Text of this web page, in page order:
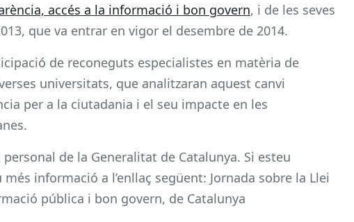
accés a la informació i bon govern, i de les seves
que va entrar en vigor el desembre de 2014.
de reconeguts especialistes en matèria de
universitats, que analitzaran aquest canvi
per a la ciutadania i el seu impacte en les
de la Generalitat de Catalunya. Si esteu
informació a l’enllaç següent: Jornada sobre la Llei
pública i bon govern, de Catalunya